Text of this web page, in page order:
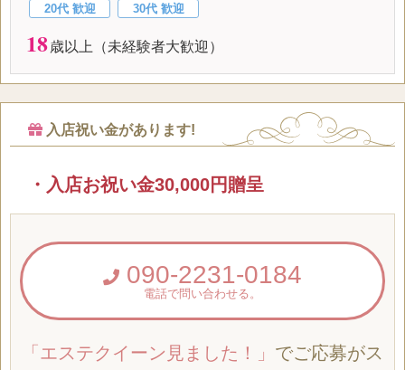
20代 歓迎 30代 歓迎
18歳以上（未経験者大歓迎）
入店祝い金があります!
・入店お祝い金30,000円贈呈
090-2231-0184
電話で問い合わせる。
「エステクイーン見ました！」 でご応募がス